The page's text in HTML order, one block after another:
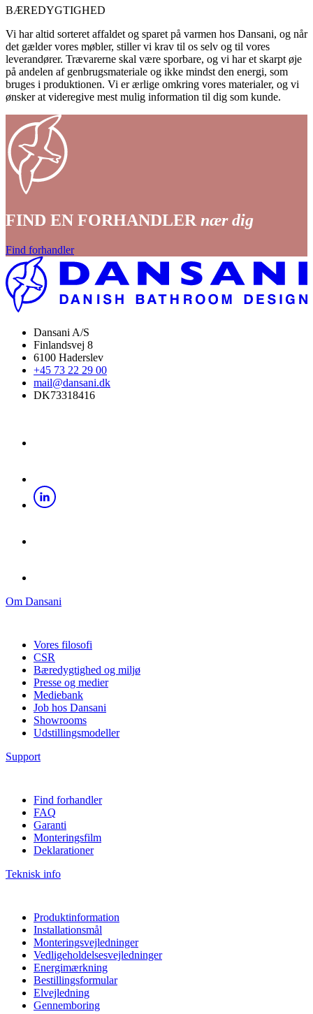
BÆREDYGTIGHED
Vi har altid sorteret affaldet og sparet på varmen hos Dansani, og når
det gælder vores møbler, stiller vi krav til os selv og til vores
leverandører. Trævarerne skal være sporbare, og vi har et skarpt øje
på andelen af genbrugsmateriale og ikke mindst den energi, som
bruges i produktionen. Vi er ærlige omkring vores materialer, og vi
ønsker at videregive mest mulig information til dig som kunde.
FIND EN FORHANDLER nær dig
Find forhandler
Dansani A/S
Finlandsvej 8
6100 Haderslev
+45 73 22 29 00
mail@dansani.dk
DK73318416
Om Dansani
Vores filosofi
CSR
Bæredygtighed og miljø
Presse og medier
Mediebank
Job hos Dansani
Showrooms
Udstillingsmodeller
Support
Find forhandler
FAQ
Garanti
Monteringsfilm
Deklarationer
Teknisk info
Produktinformation
Installationsmål
Monteringsvejledninger
Vedligeholdelsesvejledninger
Energimærkning
Bestillingsformular
Elvejledning
Gennemboring